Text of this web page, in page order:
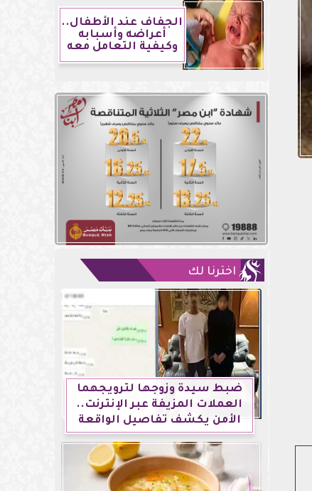
الجفاف عند الأطفال..
أعراضه وأسبابه
وكيفية التعامل معه
اخترنا لك
ضبط سيدة وزوجها لترويجهما
العملات المزيفة عبر الإنترنت..
الأمن يكشف تفاصيل الواقعة